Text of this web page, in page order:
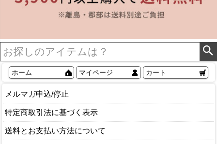
ホーム マイページ カート
メルマガ申込/停止
特定商取引法に基づく表示
送料とお支払い方法について